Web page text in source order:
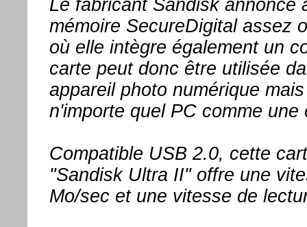
Le fabricant Sandisk annonce
mémoire SecureDigital assez
où elle intègre également un
carte peut donc être utilisée
appareil photo numérique
n'importe quel PC comme
Compatible USB 2.0, cette
"Sandisk Ultra II" offre une
Mo/sec et une vitesse de